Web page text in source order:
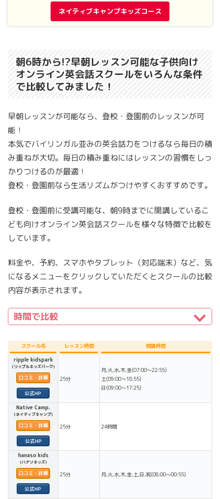
ネイティブキャンプキッズコース
朝6時から!?早朝レッスン可能な子供向け
オンライン英会話スクールをいろんな条件
で比較してみました！
早朝レッスンが可能なら、登校・登園前のレッスンが可
能！
本気でバイリンガル並みの英会話力をつけるなら毎日の積
み重ねが大切。毎日の積み重ねにはレッスンの習慣をしっ
かりつけるのが最適！
登校・登園前なら生活リズムがつけやすくおすすめです。
登校・登園前に受講可能な、朝9時までに開講しているこ
ども向けオンライン英会話スクールを様々な特徴で比較を
しています。
料金や、予約、スマホやタブレット（対応端末）など、気
になるメニューをクリックしていただくとスクールの比較
内容が表示されます。
時間で比較
スクール名 レッスン時間
開講時間
ripple kidspark
(リップルキッズパーク)
口コミ・詳細 25分
月,火,水,木,金(07:00〜22:55)
土(09:00〜18:55)
日(09:00〜17:25)
Native Camp.
(ネイティブキャンプ)
口コミ・詳細 25分 24時間
hanaso kids
(ハナソキッズ)
口コミ・詳細 25分 月,火,水,木,金,土,日,祝(08:00〜00:55)